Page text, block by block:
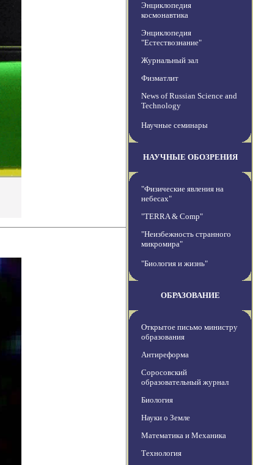
Энциклопедия
космонавтика
Энциклопедия
"Естествознание"
Журнальный зал
Физматлит
News of Russian Science and
Technology
Научные семинары
НАУЧНЫЕ ОБОЗРЕНИЯ
"Физические явления на
небесах"
"TERRA & Comp"
"Неизбежность странного
микромира"
"Биология и жизнь"
ОБРАЗОВАНИЕ
Открытое письмо министру
образования
Антиреформа
Соросовский
образовательный журнал
Биология
Науки о Земле
Математика и Механика
Технология